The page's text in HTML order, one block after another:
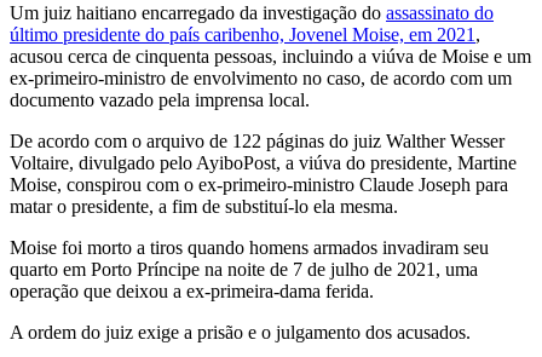
Um juiz haitiano encarregado da investigação do assassinato do
último presidente do país caribenho, Jovenel Moise, em 2021 ,
acusou cerca de cinquenta pessoas, incluindo a viúva de Moise e um
ex-primeiro-ministro de envolvimento no caso, de acordo com um
documento vazado pela imprensa local.
De acordo com o arquivo de 122 páginas do juiz Walther Wesser
Voltaire, divulgado pelo AyiboPost, a viúva do presidente, Martine
Moise, conspirou com o ex-primeiro-ministro Claude Joseph para
matar o presidente, a fim de substituí-lo ela mesma.
Moise foi morto a tiros quando homens armados invadiram seu
quarto em Porto Príncipe na noite de 7 de julho de 2021, uma
operação que deixou a ex-primeira-dama ferida.
A ordem do juiz exige a prisão e o julgamento dos acusados.